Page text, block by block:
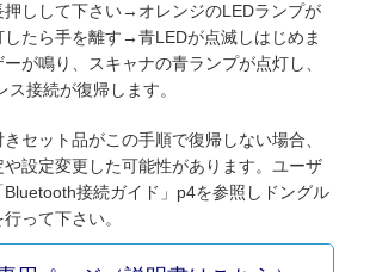
押しして下さい→ オレンジのLEDランプが
したら手を離す→青LEDが点滅しはじめま
が鳴り、スキャナの青ランプが点灯し、
接続が復帰します。
セット品がこの手順で復帰しない場合、
設定変更した可能性があります。ユーザ
Bluetooth接続ガイド」p4を参照しドングル
って下さい。